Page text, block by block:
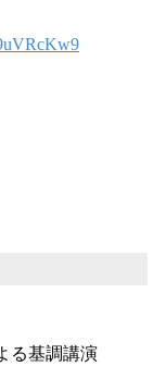
る基調講演